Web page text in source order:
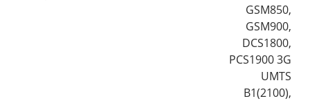
GSM850,
GSM900,
DCS1800,
PCS1900 3G
UMTS
B1(2100),